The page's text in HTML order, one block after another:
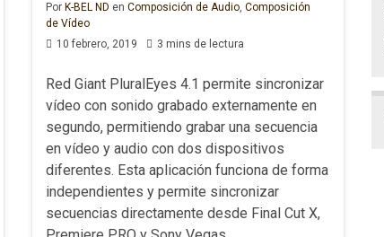
Por K-BEL ND en Composición de Audio, Composición
de Vídeo
10 febrero, 2019
3 mins de lectura
Red Giant PluralEyes 4.1 permite sincronizar
vídeo con sonido grabado externamente en
segundo, permitiendo grabar una secuencia
en vídeo y audio con dos dispositivos
diferentes. Esta aplicación funciona de forma
independientes y permite sincronizar
secuencias directamente desde Final Cut X,